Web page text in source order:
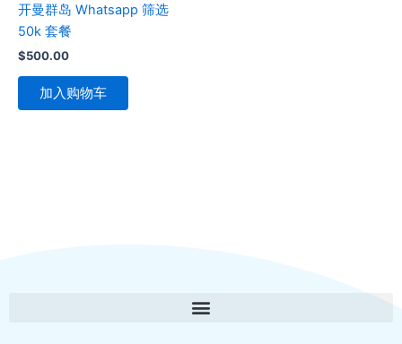
开曼群岛 Whatsapp 筛选
50k 套餐
$500.00
加入购物车